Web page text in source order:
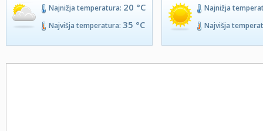
Najnižja temperatura: 20 °C
Najvišja temperatura: 35 °C
Najnižja
Najvišja